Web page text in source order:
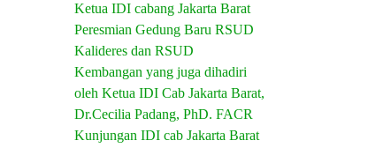
Ketua IDI cabang Jakarta Barat
Peresmian Gedung Baru RSUD
Kalideres dan RSUD
Kembangan yang juga dihadiri
oleh Ketua IDI Cab Jakarta Barat,
Dr.Cecilia Padang, PhD. FACR
Kunjungan IDI cab Jakarta Barat